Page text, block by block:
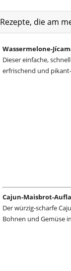
Rezepte, die am
Wassermelone-
Dieser einfache,
erfrischend und
Cajun-Maisbrot-
Der würzig-scharfe
Bohnen und Gemüse